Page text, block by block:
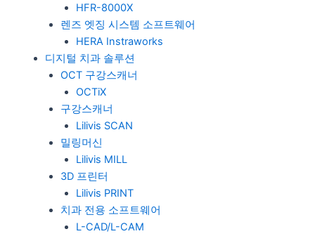
HFR-8000X
렌즈 엣징 시스템 소프트웨어
HERA Instraworks
디지털 치과 솔루션
OCT 구강스캐너
OCTiX
구강스캐너
Lilivis SCAN
밀링머신
Lilivis MILL
3D 프린터
Lilivis PRINT
치과 전용 소프트웨어
L-CAD/L-CAM